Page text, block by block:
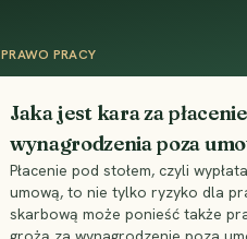
PRAWO PRACY
Jaka jest kara za
wynagrodzenia poza
Płacenie pod stołem, czyli
umową, to nie tylko ryzyko dla
skarbową może ponieść także